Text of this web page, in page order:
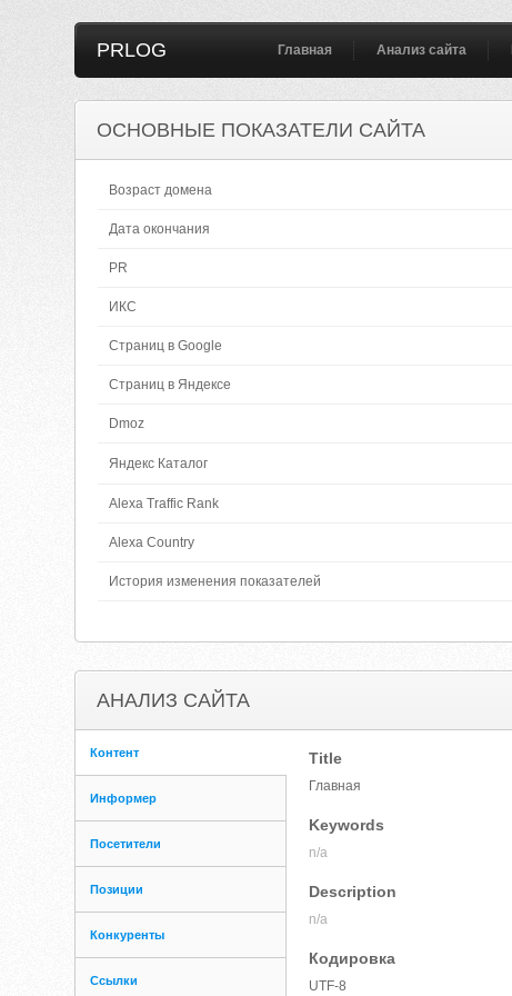
PRLOG Главная Анализ сайта
ОСНОВНЫЕ ПОКАЗАТЕЛИ САЙТА
Возраст домена
Дата окончания
PR
ИКС
Страниц в Google
Страниц в Яндексе
Dmoz
Яндекс Каталог
Alexa Traffic Rank
Alexa Country
История изменения показателей
АНАЛИЗ САЙТА
Контент
Информер
Посетители
Позиции
Конкуренты
Ссылки
Title
Главная
Keywords
n/a
Description
n/a
Кодировка
UTF-8